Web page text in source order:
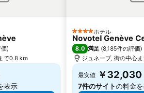
)
で0.8 km
表示
4 ホテルのランク
ホテル
Novotel Genève
8.0 満足 (8,185件の評価)
ジュネーブ, 街の中心
最安値 ￥32,030
7件のサイトの料金